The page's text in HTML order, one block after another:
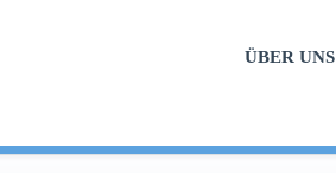
ÜBER UNS